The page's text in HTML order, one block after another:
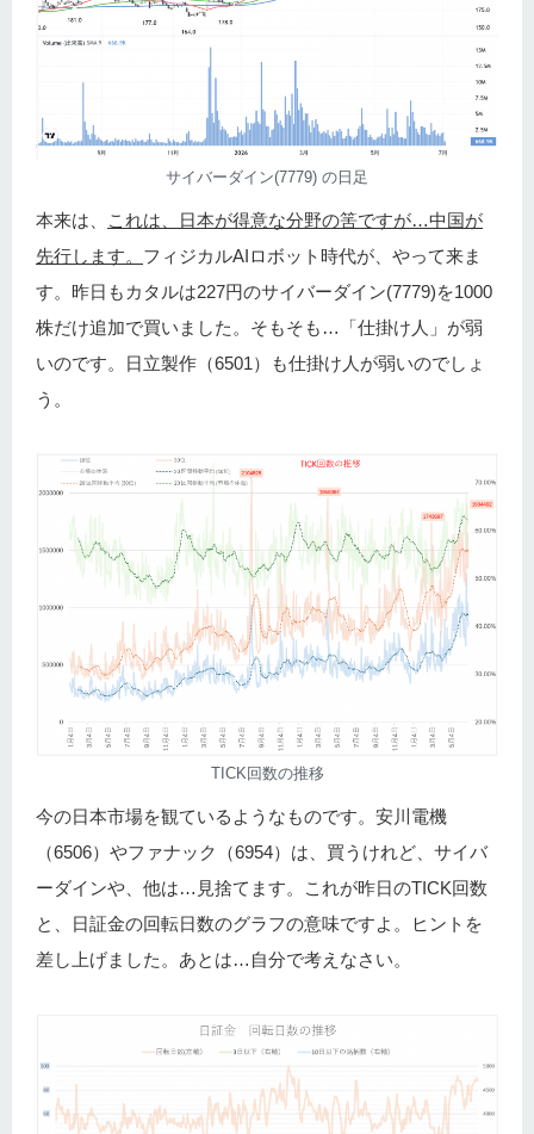
サイバーダイン(7779) の日足
本来は、
これは、日本が得意な分野の筈ですが…中国が
先行します。 フィジカルAIロボット時代が、やって来ま
す。昨日もカタルは227円のサイバーダイン(7779)を1000
株だけ追加で買いました。そもそも…「仕掛け人」が弱
いのです。日立製作（6501）も仕掛け人が弱いのでしょ
う。
TICK回数の推移
今の日本市場を観ているようなものです。安川電機
（6506）やファナック（6954）は、買うけれど、サイバ
ーダインや、他は…見捨てます。これが昨日のTICK回数
と、日証金の回転日数のグラフの意味ですよ。ヒントを
差し上げました。あとは…自分で考えなさい。